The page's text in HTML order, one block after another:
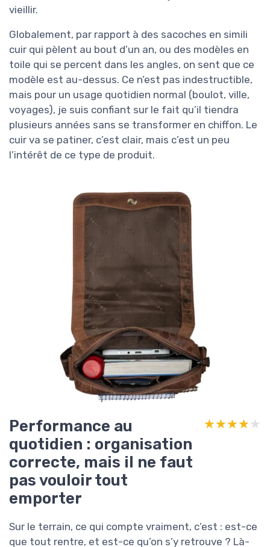
vieillir.
Globalement, par rapport à des sacoches en simili
cuir qui pèlent au bout d’un an, ou des modèles en
toile qui se percent dans les angles, on sent que ce
modèle est au-dessus. Ce n’est pas indestructible,
mais pour un usage quotidien normal (boulot, ville,
voyages), je suis confiant sur le fait qu’il tiendra
plusieurs années sans se transformer en chiffon. Le
cuir va se patiner, c’est clair, mais c’est un peu
l’intérêt de ce type de produit.
Performance au
quotidien : organisation
correcte, mais il ne faut
pas vouloir tout
emporter
★★★★★
★★★★★
Sur le terrain, ce qui compte vraiment, c’est : est-ce
que tout rentre, et est-ce qu’on s’y retrouve ? Là-